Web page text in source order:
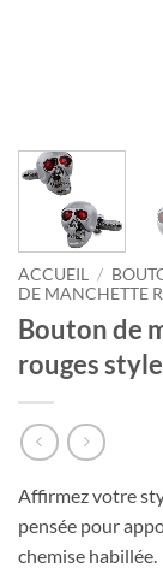
ACCUEIL /
DE MANCHETTE
Bouton de
rouges
Affirmez votre
pensée pour
chemise habillée.